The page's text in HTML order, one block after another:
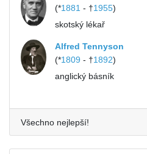
(*1881 - †1955)
skotský lékař
Alfred Tennyson
(*1809 - †1892)
anglický básník
Všechno nejlepší!